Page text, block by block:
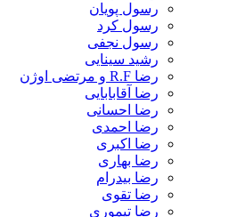
رسول پویان
رسول کرد
رسول نجفی
رشید سینایی
رضا R.F و مرتضی اوژن
رضا آقابابایی
رضا احسانی
رضا احمدی
رضا اکبری
رضا بهاری
رضا بیدرام
رضا تقوی
رضا تیموری